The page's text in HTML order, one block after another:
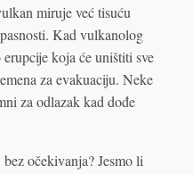
miruje već tisuću
Kad vulkanolog
koja će uništiti sve
za evakuaciju. Neke
za odlazak kad dođe
očekivanja? Jesmo li